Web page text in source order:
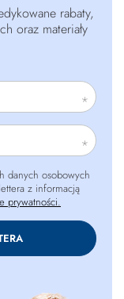
rabaty,
oraz materiały
danych osobowych
z informacją
prywatności.